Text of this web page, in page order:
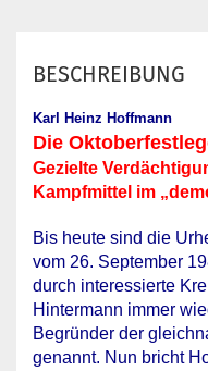
BESCHREIBUNG
Karl Heinz Hoffmann
Die
Gezielte
Kampfmittel im
Bis heute sind die
vom 26. September
durch interessierte
Hintermann immer
Begründer der
genannt. Nun bricht